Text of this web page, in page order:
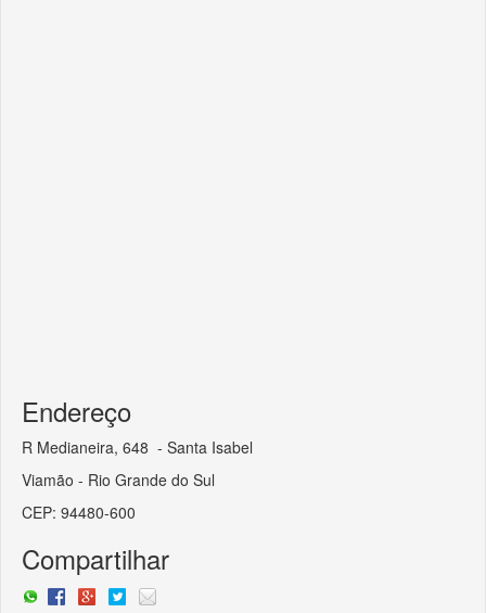
Endereço
R Medianeira, 648 - Santa Isabel
Viamão - Rio Grande do Sul
CEP: 94480-600
Compartilhar